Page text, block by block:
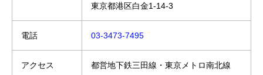
東京都港区白金1-14-3
電話 03-3473-7495
アクセス
都営地下鉄三田線・東京メトロ南北線